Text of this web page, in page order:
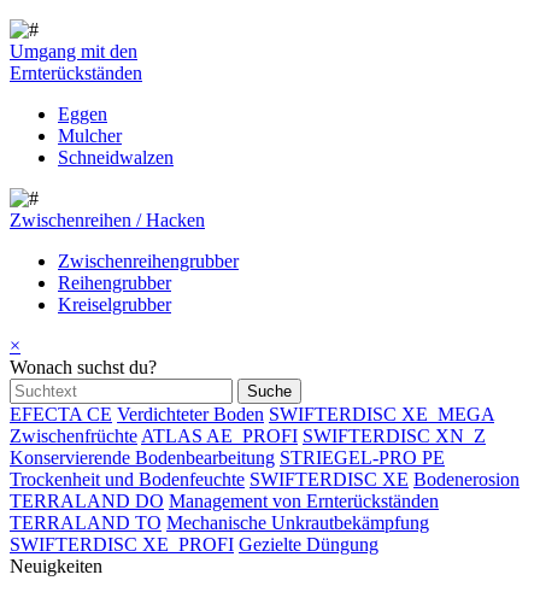
Umgang mit den
Ernterückständen
Eggen
Mulcher
Schneidwalzen
Zwischenreihen / Hacken
Zwischenreihengrubber
Reihengrubber
Kreiselgrubber
×
Wonach suchst du?
EFECTA CE Verdichteter Boden SWIFTERDISC XE_MEGA
Zwischenfrüchte ATLAS AE_PROFI SWIFTERDISC XN_Z
Konservierende Bodenbearbeitung STRIEGEL-PRO PE
Trockenheit und Bodenfeuchte SWIFTERDISC XE Bodenerosion
TERRALAND DO Management von Ernterückständen
TERRALAND TO Mechanische Unkrautbekämpfung
SWIFTERDISC XE_PROFI Gezielte Düngung
Neuigkeiten